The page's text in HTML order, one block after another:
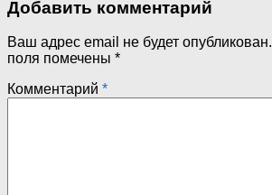
Добавить комментарий
Ваш адрес email не будет опубликован.
поля помечены *
Комментарий *